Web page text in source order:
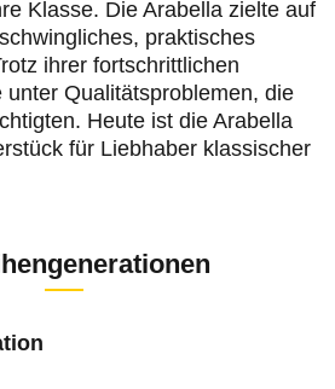
Klasse. Die Arabella zielte auf
praktisches
ihrer fortschrittlichen
unter Qualitätsproblemen, die
Heute ist die Arabella
für Liebhaber klassischer